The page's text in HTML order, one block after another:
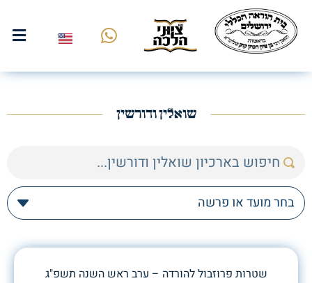
שואלין ודורשין
שטרות פרוזבול להורדה – ערב ראש השנה תשפ"ג